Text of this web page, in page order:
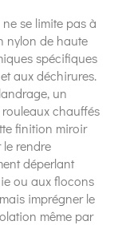
se limite pas à
nylon de haute
spécifiques
aux déchirures.
un
rouleaux chauffés
finition miroir
rendre
déperlant
ou aux flocons
imprégner le
même par